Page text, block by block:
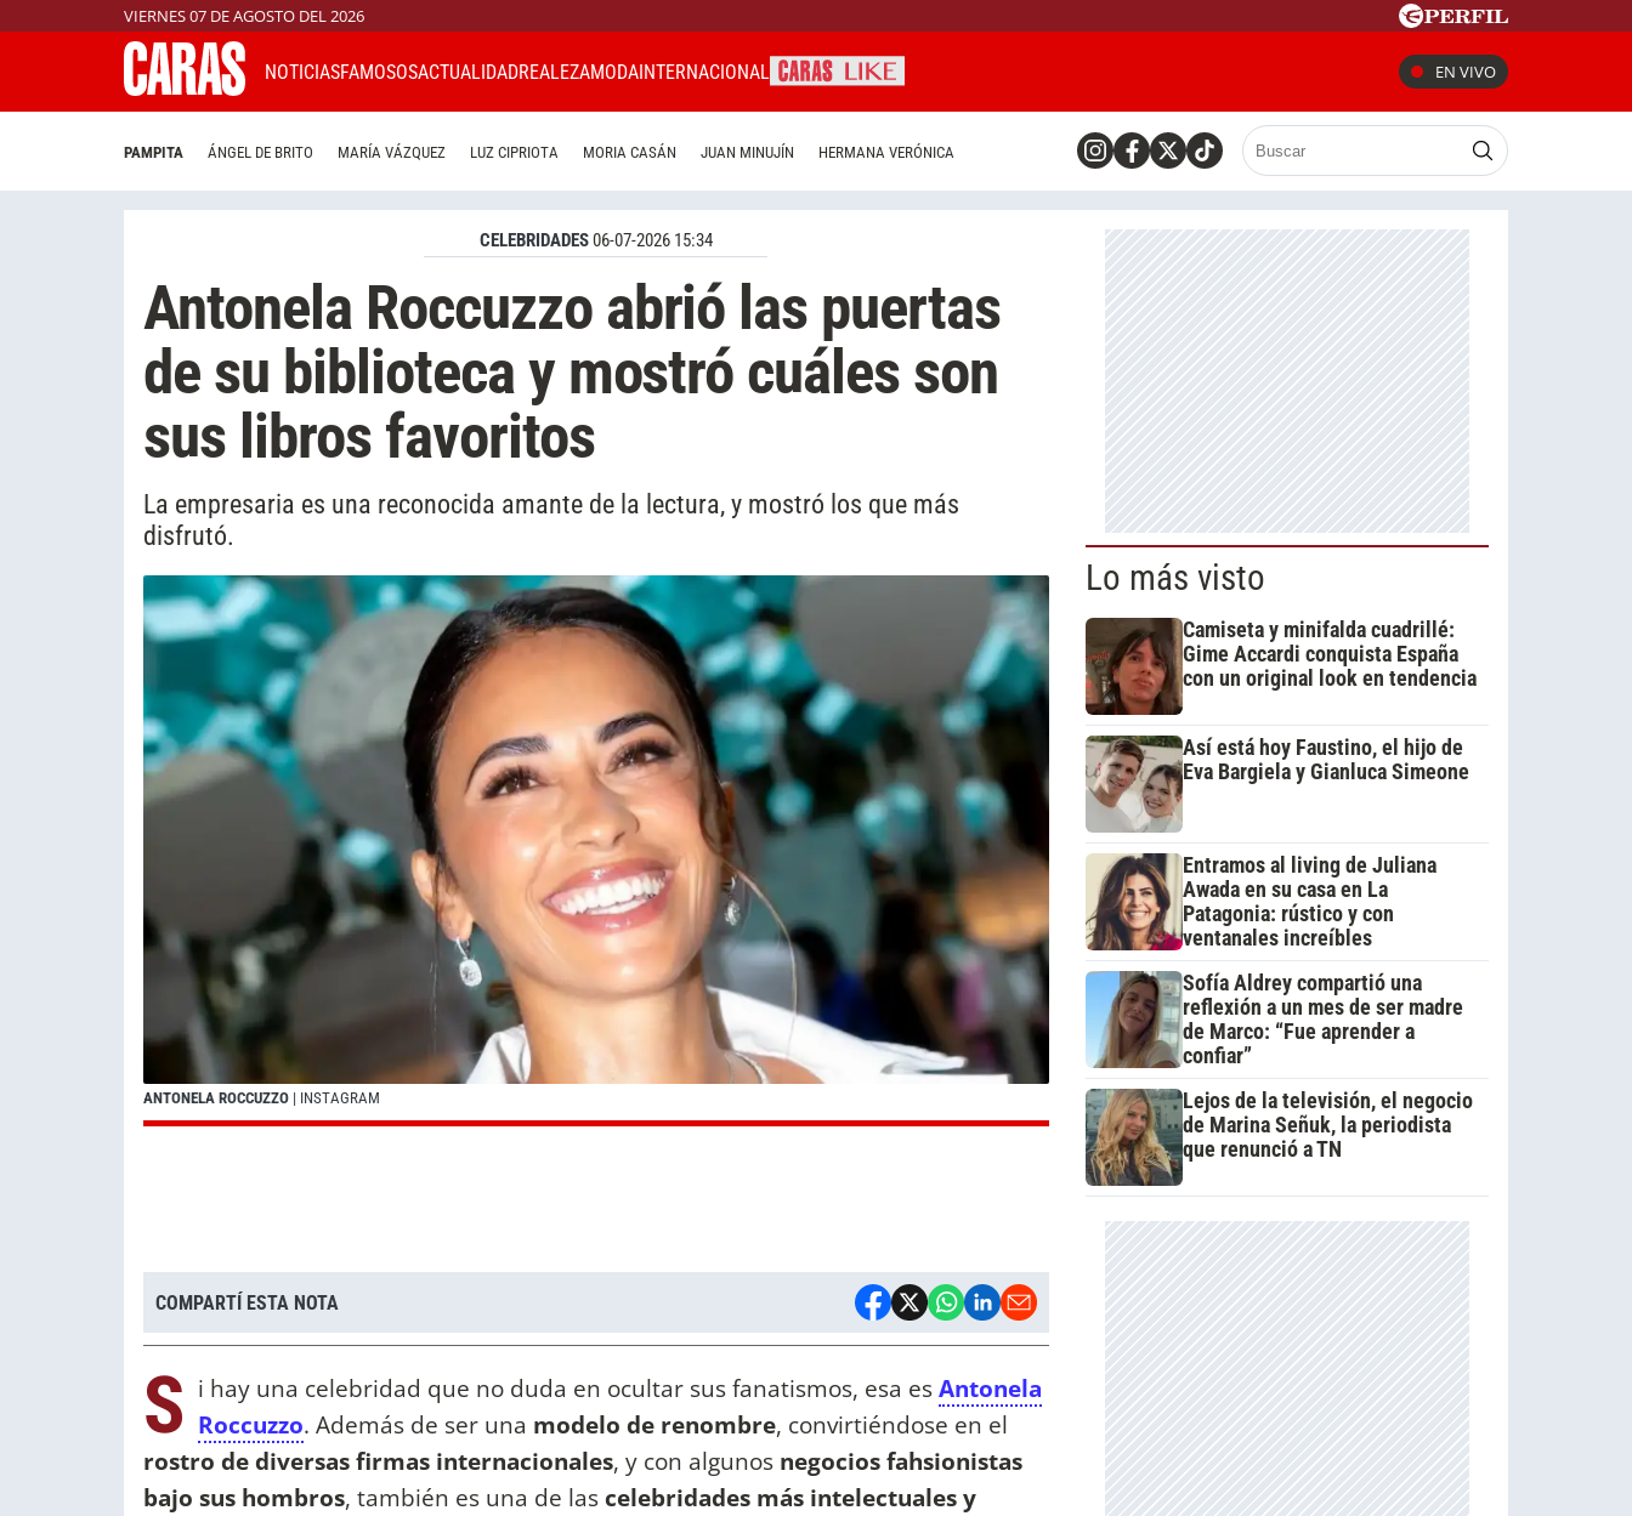
VIERNES 07 DE AGOSTO DEL 2026
NOTICIASFAMOSOSACTUALIDADREALEZAMODAINTERNACIONAL EN VIVO
PAMPITA ÁNGEL DE BRITO MARÍA VÁZQUEZ LUZ CIPRIOTA MORIA CASÁN JUAN MINUJÍN HERMANA VERÓNICA
CELEBRIDADES06-07-2026 15:34
Antonela Roccuzzo abrió las puertas
de su biblioteca y mostró cuáles son
sus libros favoritos
La empresaria es una reconocida amante de la lectura, y mostró los que más
disfrutó.
ANTONELA ROCCUZZO | INSTAGRAM
COMPARTÍ ESTA NOTA
S i hay una celebridad que no duda en ocultar sus fanatismos, esa esAntonela
Roccuzzo. Además de ser una modelo de renombre, convirtiéndose en el
rostro de diversas firmas internacionales, y con algunos negocios fahsionistas
bajo sus hombros, también es una de las celebridades más intelectuales y
Lo más visto
Camiseta y minifalda cuadrillé:
Gime Accardi conquista España
con un original look en tendencia
Así está hoy Faustino, el hijo de
Eva Bargiela y Gianluca Simeone
Entramos al living de Juliana
Awada en su casa en La
Patagonia: rústico y con
ventanales increíbles
Sofía Aldrey compartió una
reflexión a un mes de ser madre
de Marco: “Fue aprender a
confiar”
Lejos de la televisión, el negocio
de Marina Señuk, la periodista
que renunció a TN